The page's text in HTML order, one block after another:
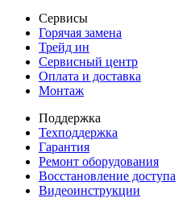
Сервисы
Горячая замена
Трейд ин
Сервисный центр
Оплата и доставка
Монтаж
Поддержка
Техподдержка
Гарантия
Ремонт оборудования
Восстановление доступа
Видеоинструкции